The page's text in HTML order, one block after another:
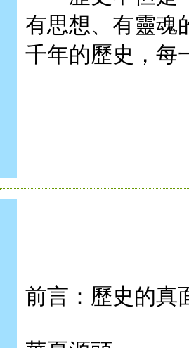
有思想、有靈魂
千年的歷史，每
前言：歷史的真